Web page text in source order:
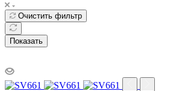
Очистить фильтр
Показать